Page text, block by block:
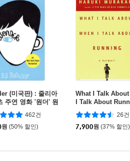
(미국판) : 줄리아
주연 영화 '원더' 원
462건
원 (50% 할인)
What I Talk
I Talk About
26건
7,900원 (37% 할인)